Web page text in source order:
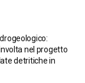
nel progetto
detritiche in